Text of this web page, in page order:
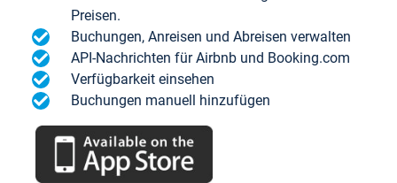
Preisen.
Buchungen, Anreisen und Abreisen verwalten
API-Nachrichten für Airbnb und Booking.com
Verfügbarkeit einsehen
Buchungen manuell hinzufügen